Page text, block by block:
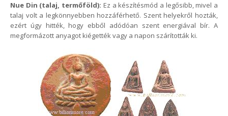
Nue Din (talaj, termőföld): Ez a készítésmód a legősibb, mivel a
talaj volt a legkönnyebben hozzáférhető. Szent helyekről hozták,
ezért úgy hitték, hogy ebből adódóan szent energiával bír. A
megformázott anyagot kiégették vagy a napon szárították ki.